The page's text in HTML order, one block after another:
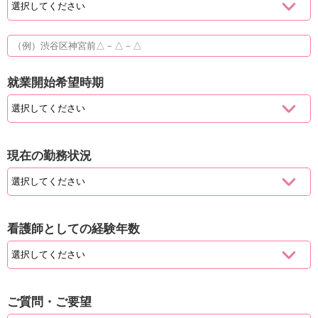
就業開始希望時期
現在の勤務状況
看護師としての経験年数
ご質問・ご要望